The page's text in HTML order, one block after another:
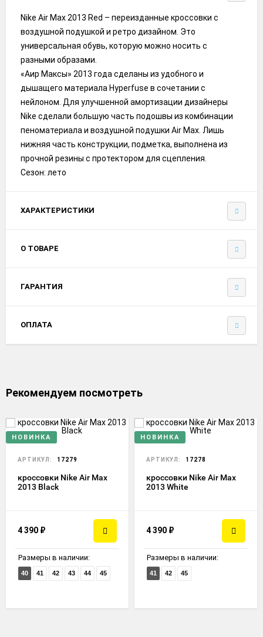
Nike Air Max 2013 Red – переизданные кроссовки с
воздушной подушкой и ретро дизайном. Это
универсальная обувь, которую можно носить с
разными образами.
«Аир Максы» 2013 года сделаны из удобного и
дышащего материала Hyperfuse в сочетании с
нейлоном. Для улучшенной амортизации дизайнеры
Nike сделали большую часть подошвы из комбинации
пеноматериала и воздушной подушки Air Max. Лишь
нижняя часть конструкции, подметка, выполнена из
прочной резины с протектором для сцепления.
Сезон: лето
ХАРАКТЕРИСТИКИ
О ТОВАРЕ
ГАРАНТИЯ
ОПЛАТА
Рекомендуем посмотреть
НОВИНКА
АРТИКУЛ: 17279
кроссовки Nike Air Max
2013 Black
4 390 ₽
Размеры в наличии:
40 41 42 43 44 45
НОВИНКА
АРТИКУЛ: 17278
кроссовки Nike Air Max
2013 White
4 390 ₽
Размеры в наличии:
41 42 45